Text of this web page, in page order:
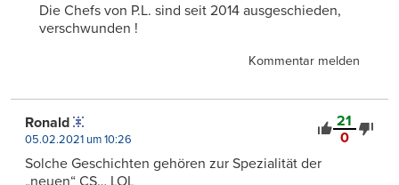
Die Chefs von P.L. sind seit 2014 ausgeschieden,
verschwunden !
Kommentar melden
21
0
Ronald
05.02.2021 um 10:26
Solche Geschichten gehören zur Spezialität der
„neuen“ CS… LOL